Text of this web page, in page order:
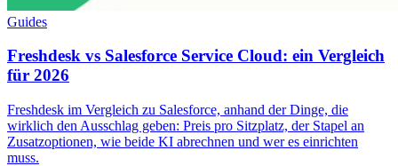
Guides
Freshdesk vs Salesforce Service Cloud: ein Vergleich
für 2026
Freshdesk im Vergleich zu Salesforce, anhand der Dinge, die
wirklich den Ausschlag geben: Preis pro Sitzplatz, der Stapel an
Zusatzoptionen, wie beide KI abrechnen und wer es einrichten
muss.